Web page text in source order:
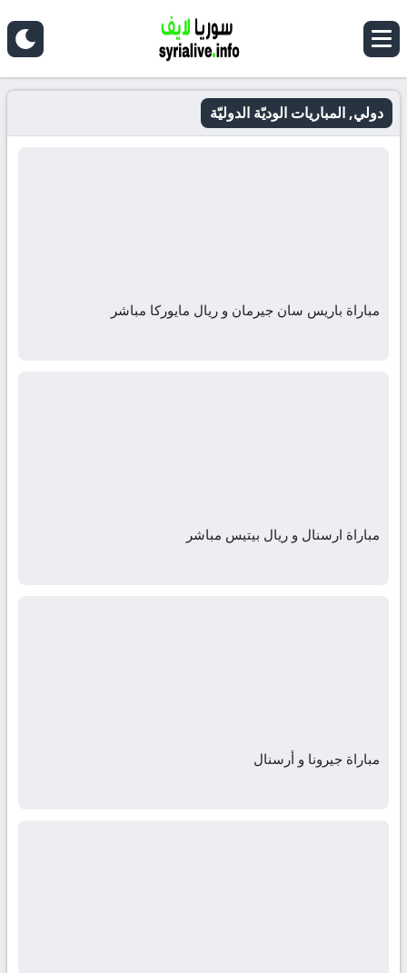
دولي, المباريات الوديّة الدوليّة
مباراة باريس سان جيرمان و ريال مايوركا مباشر
مباراة ارسنال و ريال بيتيس مباشر
مباراة جيرونا و أرسنال